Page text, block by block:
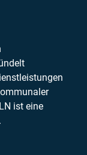
ist eine